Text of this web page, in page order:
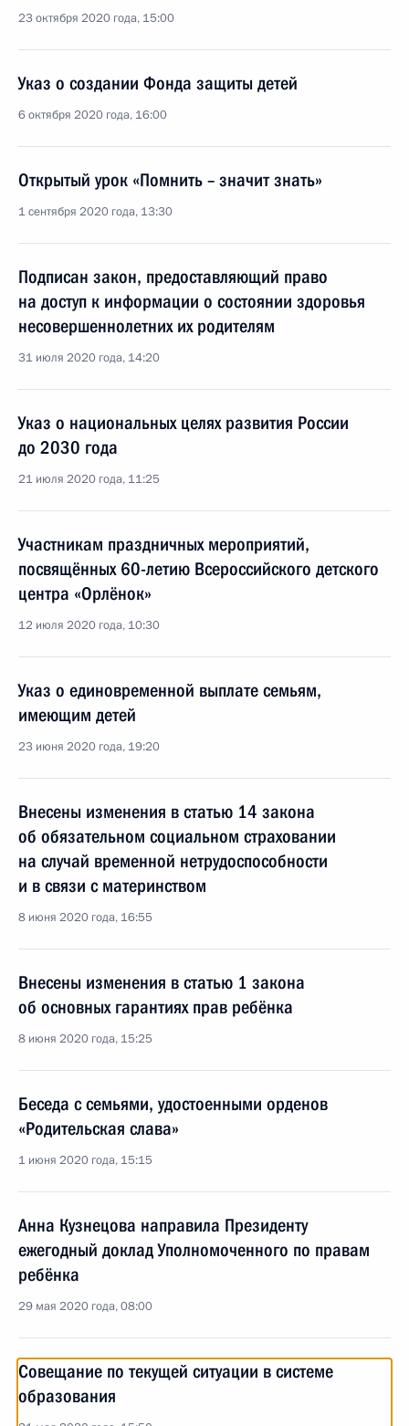
23 октября 2020 года, 15:00
Указ о создании Фонда защиты детей
6 октября 2020 года, 16:00
Открытый урок «Помнить – значит знать»
1 сентября 2020 года, 13:30
Подписан закон, предоставляющий право
на доступ к информации о состоянии здоровья
несовершеннолетних их родителям
31 июля 2020 года, 14:20
Указ о национальных целях развития России
до 2030 года
21 июля 2020 года, 11:25
Участникам праздничных мероприятий,
посвящённых 60-летию Всероссийского детского
центра «Орлёнок»
12 июля 2020 года, 10:30
Указ о единовременной выплате семьям,
имеющим детей
23 июня 2020 года, 19:20
Внесены изменения в статью 14 закона
об обязательном социальном страховании
на случай временной нетрудоспособности
и в связи с материнством
8 июня 2020 года, 16:55
Внесены изменения в статью 1 закона
об основных гарантиях прав ребёнка
8 июня 2020 года, 15:25
Беседа с семьями, удостоенными орденов
«Родительская слава»
1 июня 2020 года, 15:15
Анна Кузнецова направила Президенту
ежегодный доклад Уполномоченного по правам
ребёнка
29 мая 2020 года, 08:00
Совещание по текущей ситуации в системе
образования